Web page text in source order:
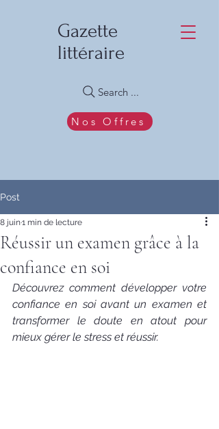
Gazette
littéraire
Search ...
Nos Offres
Post
Réussir un examen grâce à la
confiance en soi
8 juin1 min de lecture
Découvrez comment développer votre
confiance en soi avant un examen et
transformer le doute en atout pour
mieux gérer le stress et réussir.